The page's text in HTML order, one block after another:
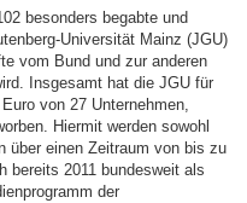
besonders begabte und
Universität Mainz (JGU)
vom Bund und zur anderen
Insgesamt hat die JGU für
von 27 Unternehmen,
Hiermit werden sowohl
über einen Zeitraum von bis zu
bereits 2011 bundesweit als
der